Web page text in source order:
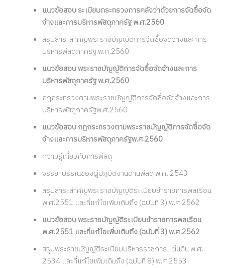
แนวข้อสอบ ระเบียบกระทรวงการคลังว่าด้วยการจัดซื้อจัด
จ้างและการบริหารพัสดุภาครัฐ พ.ศ.2560
สรุปสาระสำคัญพระราชบัญญัติการจัดซื้อจัดจ้างและการ
บริหารพัสดุภาครัฐ พ.ศ.2560
แนวข้อสอบ พระราชบัญญัติการจัดซื้อจัดจ้างและการ
บริหารพัสดุภาครัฐ พ.ศ.2560
กฎกระทรวงตามพระราชบัญญัติการจัดซื้อจัดจ้างและการ
บริหารพัสดุภาครัฐพ.ศ.2560
แนวข้อสอบ กฎกระทรวงตามพระราชบัญญัติการจัดซื้อจัด
จ้างและการบริหารพัสดุภาครัฐพ.ศ.2560
ความรู้เกี่ยวกับการพัสดุ
จรรยาบรรณของผู้ปฏิบัติงานด้านพัสดุ พ.ศ. 2543
สรุปสาระสำคัญพระราชบัญญัติระเบียบข้าราชการพลเรือน
พ.ศ.2551 และที่แก้ไขเพิ่มเติมถึง (ฉบับที่ 3) พ.ศ.2562
แนวข้อสอบ พระราชบัญญัติระเบียบข้าราชการพลเรือน
พ.ศ.2551 และที่แก้ไขเพิ่มเติมถึง (ฉบับที่ 3) พ.ศ.2562
สรุปพระราชบัญญัติระเบียบบริหารราชการแผ่นดิน พ.ศ.
2534 และที่แก้ไขเพิ่มเติมถึง (ฉบับที่ 8) พ.ศ.2553